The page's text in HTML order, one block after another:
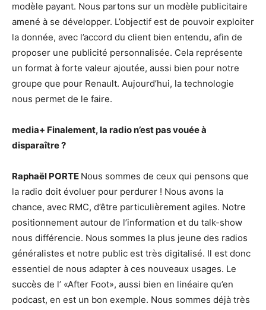
modèle payant. Nous partons sur un modèle publicitaire
amené à se développer. L’objectif est de pouvoir exploiter
la donnée, avec l’accord du client bien entendu, afin de
proposer une publicité personnalisée. Cela représente
un format à forte valeur ajoutée, aussi bien pour notre
groupe que pour Renault. Aujourd’hui, la technologie
nous permet de le faire.
media+ Finalement, la radio n’est pas vouée à
disparaître ?
Raphaël PORTE Nous sommes de ceux qui pensons que
la radio doit évoluer pour perdurer ! Nous avons la
chance, avec RMC, d’être particulièrement agiles. Notre
positionnement autour de l’information et du talk-show
nous différencie. Nous sommes la plus jeune des radios
généralistes et notre public est très digitalisé. Il est donc
essentiel de nous adapter à ces nouveaux usages. Le
succès de l’ «After Foot», aussi bien en linéaire qu’en
podcast, en est un bon exemple. Nous sommes déjà très